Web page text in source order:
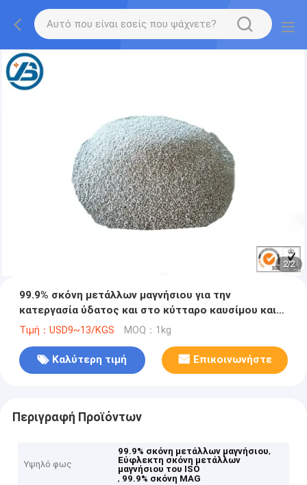
1/2
99.9% σκόνη μετάλλων μαγνήσιου για την
κατεργασία ύδατος και στο κύτταρο καυσίμου και
τις ηλιακές εφαρμογές
Τιμή：USD9~13/KGS MOQ：1kg
Καλύτερη τιμή Επικοινωνήστε
Περιγραφή Προϊόντων
Υψηλό φως
99.9% σκόνη μετάλλων μαγνήσιου,
Εύφλεκτη σκόνη μετάλλων
μαγνήσιου του ISO
, 99.9% σκόνη MAG